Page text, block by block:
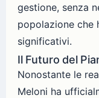
gestione, senza
popolazione che
significativi.
Il Futuro del
Nonostante le
Meloni ha